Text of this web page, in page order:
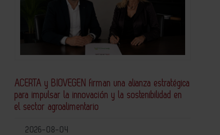
ACERTA y BIOVEGEN firman una alianza estratégica
para impulsar la innovación y la sostenibilidad en
el sector agroalimentario
2026-08-04